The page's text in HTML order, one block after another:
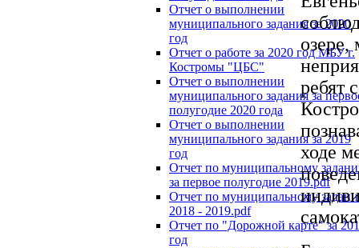
Отчет о выполнении
муниципального задания за 2020
год
Отчет о работе за 2020 год МБУ г.
Костромы "ЦБС"
Отчет о выполнении
муниципального задания за
полугодие 2020 года
Отчет о выполнении
муниципального задания за 2019
год
Отчет по муниципальному
за первое полугодие 2019.pdf
Отчет по муниципальному
2018 - 2019.pdf
Отчет по "Дорожной карте" за
год
озере,
ребят
ходе